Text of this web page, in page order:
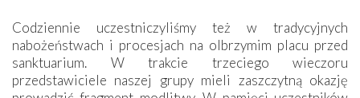
Codziennie uczestniczyliśmy też w tradycyjnych
nabożeństwach i procesjach na olbrzymim placu przed
sanktuarium. W trakcie trzeciego wieczoru
przedstawiciele naszej grupy mieli zaszczytną okazję